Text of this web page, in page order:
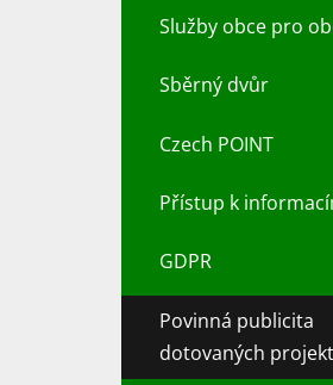
Služby obce pro
Sběrný dvůr
Czech POINT
Přístup k
GDPR
Povinná publicita
dotovaných